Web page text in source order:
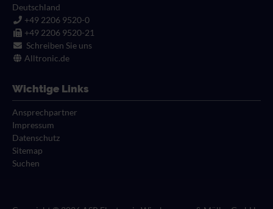
Deutschland
+49 2206 9520-0
+49 2206 9520-21
Schreiben Sie uns
Alltronic.de
Wichtige Links
Ansprechpartner
Impressum
Datenschutz
Sitemap
Suchen